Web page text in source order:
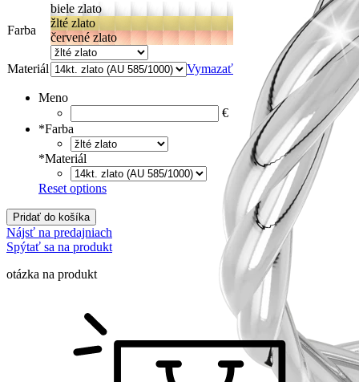
Farba
biele zlato
žlté zlato
červené zlato
Materiál Vymazať
Meno
€
*Farba
*Materiál
Reset options
Pridať do košíka
Nájsť na predajniach
Spýtať sa na produkt
otázka na produkt